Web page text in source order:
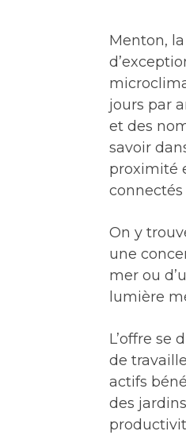
Menton,
jours par
et des
savoir
proximité
On y
une
mer ou
lumière
L’offre se
de
actifs
des